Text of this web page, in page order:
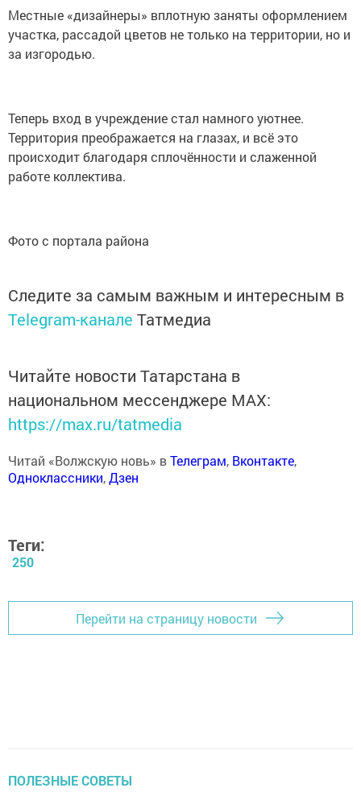
Местные «дизайнеры» вплотную заняты оформлением
участка, рассадой цветов не только на территории, но и
за изгородью.
Теперь вход в учреждение стал намного уютнее.
Территория преображается на глазах, и всё это
происходит благодаря сплочённости и слаженной
работе коллектива.
Фото с портала района
Следите за самым важным и интересным в
Telegram-канале Татмедиа
Читайте новости Татарстана в
национальном мессенджере MАХ:
https://max.ru/tatmedia
Читай «Волжскую новь» вТелеграм, Вконтакте,
Одноклассники,Дзен
Теги:
250
Перейти на страницу новости
ПОЛЕЗНЫЕ СОВЕТЫ